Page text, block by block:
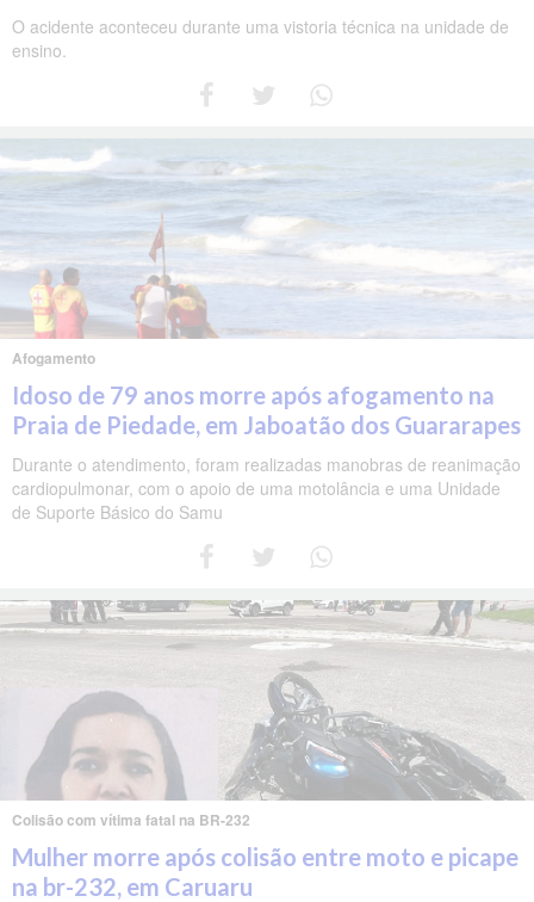
O acidente aconteceu durante uma vistoria técnica na unidade de
ensino.
Afogamento
Idoso de 79 anos morre após afogamento na
Praia de Piedade, em Jaboatão dos Guararapes
Durante o atendimento, foram realizadas manobras de reanimação
cardiopulmonar, com o apoio de uma motolância e uma Unidade
de Suporte Básico do Samu
Colisão com vítima fatal na BR-232
Mulher morre após colisão entre moto e picape
na br-232, em Caruaru